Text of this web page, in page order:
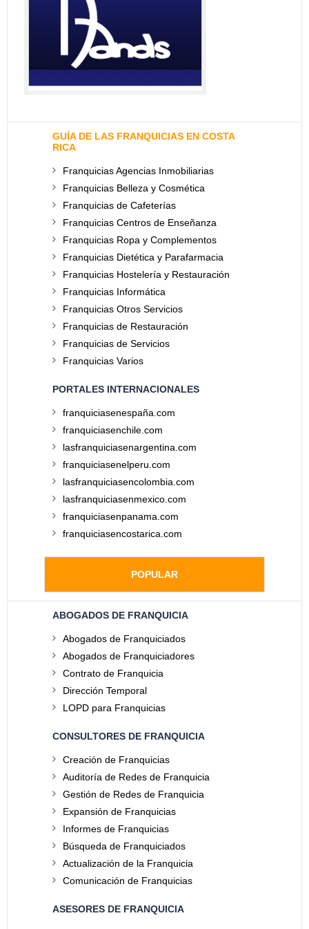
GUÍA DE LAS FRANQUICIAS EN COSTA
RICA
Franquicias Agencias Inmobiliarias
Franquicias Belleza y Cosmética
Franquicias de Cafeterías
Franquicias Centros de Enseñanza
Franquicias Ropa y Complementos
Franquicias Dietética y Parafarmacia
Franquicias Hostelería y Restauración
Franquicias Informática
Franquicias Otros Servicios
Franquicias de Restauración
Franquicias de Servicios
Franquicias Varios
PORTALES INTERNACIONALES
franquiciasenespaña.com
franquiciasenchile.com
lasfranquiciasenargentina.com
franquiciasenelperu.com
lasfranquiciasencolombia.com
lasfranquiciasenmexico.com
franquiciasenpanama.com
franquiciasencostarica.com
POPULAR
ABOGADOS DE FRANQUICIA
Abogados de Franquiciados
Abogados de Franquiciadores
Contrato de Franquicia
Dirección Temporal
LOPD para Franquicias
CONSULTORES DE FRANQUICIA
Creación de Franquicias
Auditoría de Redes de Franquicia
Gestión de Redes de Franquicia
Expansión de Franquicias
Informes de Franquicias
Búsqueda de Franquiciados
Actualización de la Franquicia
Comunicación de Franquicias
ASESORES DE FRANQUICIA